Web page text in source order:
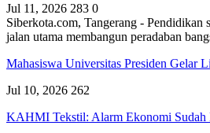
Jul 11, 2026 283 0
Siberkota.com, Tangerang - Pendidikan
jalan utama membangun peradaban
Mahasiswa Universitas Presiden Gelar
Jul 10, 2026 262
KAHMI Tekstil: Alarm Ekonomi Sudah